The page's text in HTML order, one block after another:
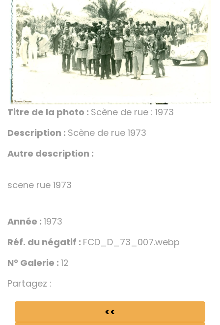
Titre de la photo : Scène de rue : 1973
Description : Scène de rue 1973
Autre description :
scene rue 1973
Année : 1973
Réf. du négatif : FCD_D_73_007.webp
N° Galerie : 12
Partagez :
<<